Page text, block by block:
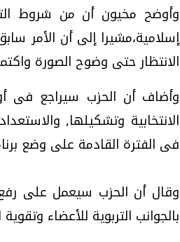
وأوضح مخيون أن من شروط
إسلامية،مشيرا إلى أن الأمر
الانتظار حتى وضوح الصورة
وأضاف أن الحزب سيراجع فى
الانتخابية وتشكيلها,
فى الفترة القادمة على وضع
وقال أن الحزب سيعمل على رفع
بالجوانب التربوية للأعضاء وتقوية
السبت، 01 اغسطس 2026 10:25 ص